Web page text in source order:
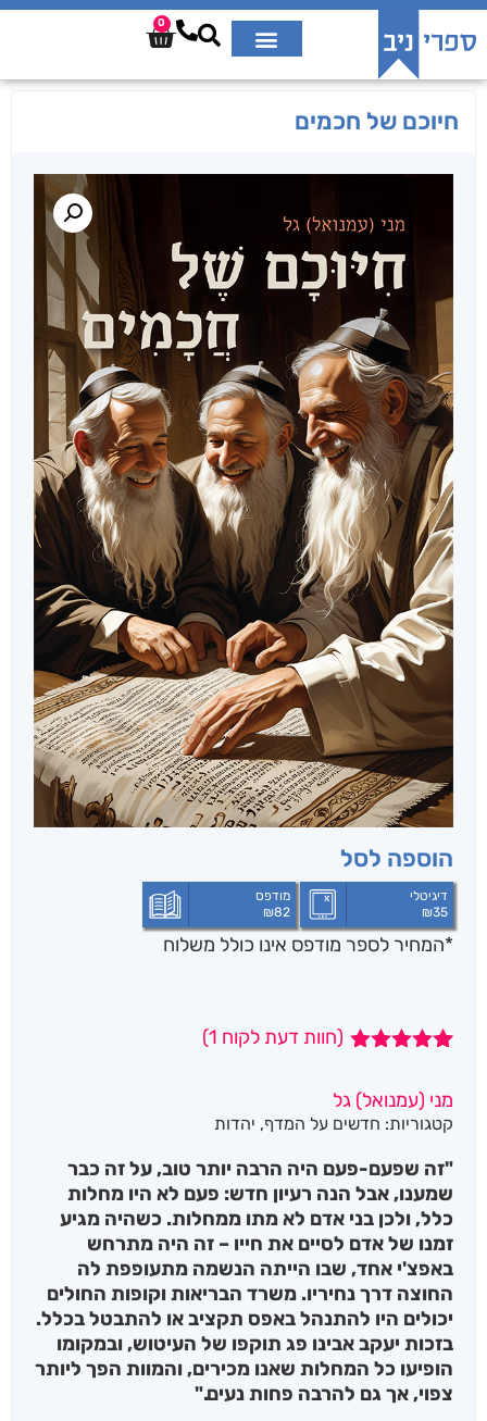
0
חיוכם של חכמים
הוספה לסל
דיגיטלי
₪35
מודפס
₪82
*המחיר לספר מודפס אינו כולל משלוח
מבוסס על
דירוגים של
(חוות דעת לקוח 1
)
מני (עמנואל) גל
קטגוריות: חדשים על המדף, יהדות
"זה שפעם-פעם היה הרבה יותר טוב, על זה כבר
שמענו, אבל הנה רעיון חדש: פעם לא היו מחלות
כלל, ולכן בני אדם לא מתו ממחלות. כשהיה מגיע
זמנו של אדם לסיים את חייו – זה היה מתרחש
באפצ'י אחד, שבו הייתה הנשמה מתעופפת לה
החוצה דרך נחיריו. משרד הבריאות וקופות החולים
יכולים היו להתנהל באפס תקציב או להתבטל בכלל.
בזכות יעקב אבינו פג תוקפו של העיטוש, ובמקומו
הופיעו כל המחלות שאנו מכירים, והמוות הפך ליותר
צפוי, אך גם להרבה פחות נעים."